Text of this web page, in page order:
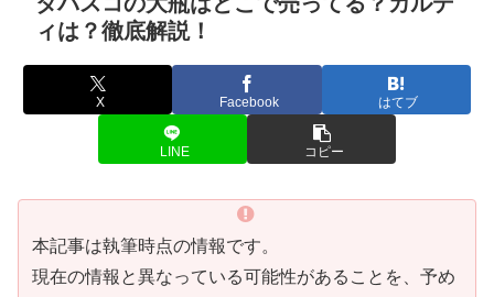
ィは？徹底解説！
X Facebook はてブ
LINE コピー
本記事は執筆時点の情報です。
現在の情報と異なっている可能性があることを、予め